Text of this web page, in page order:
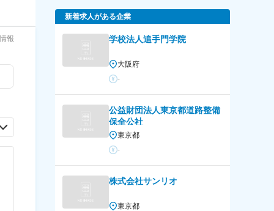
報
新着求人がある企業
学校法人追手門学院
大阪府
-
公益財団法人東京都道路整備
保全公社
東京都
-
株式会社サンリオ
東京都